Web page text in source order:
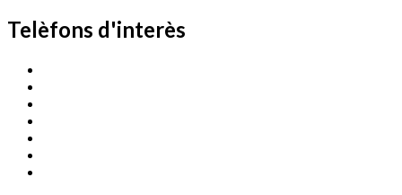
Telèfons d'interès